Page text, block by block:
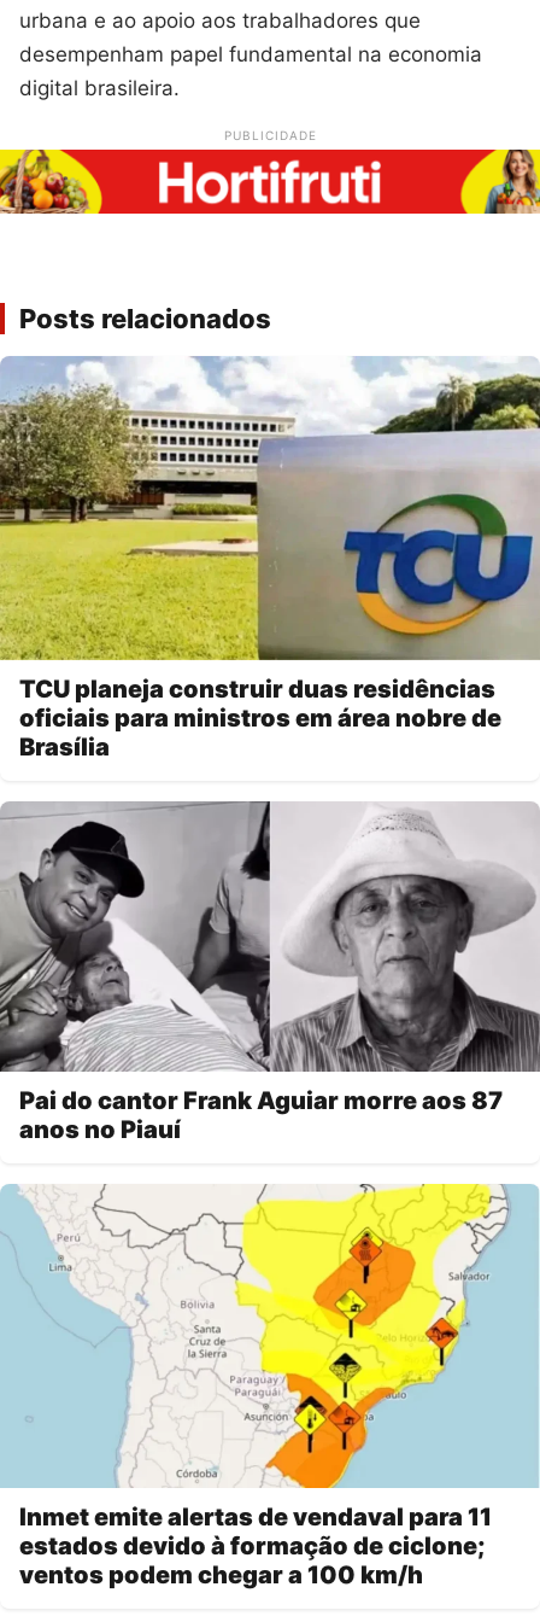
urbana e ao apoio aos trabalhadores que
desempenham papel fundamental na economia
digital brasileira.
PUBLICIDADE
Posts relacionados
TCU planeja construir duas residências
oficiais para ministros em área nobre de
Brasília
Pai do cantor Frank Aguiar morre aos 87
anos no Piauí
Inmet emite alertas de vendaval para 11
estados devido à formação de ciclone;
ventos podem chegar a 100 km/h